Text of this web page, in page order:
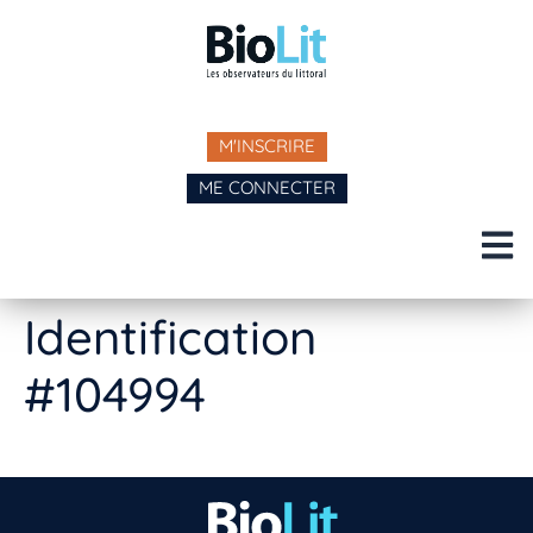
M'INSCRIRE
ME CONNECTER
Identification
#104994